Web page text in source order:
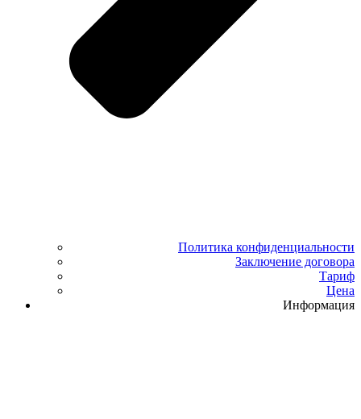
Политика конфиденциальности
Заключение договора
Тариф
Цена
Информация